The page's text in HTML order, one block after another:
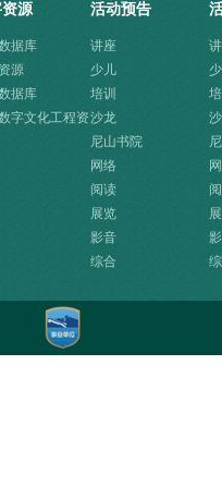
源
据库
源
据库
字文化工程资
活动预告
讲座
少儿
培训
沙龙
尼山书院
网络
阅读
展览
影音
综合